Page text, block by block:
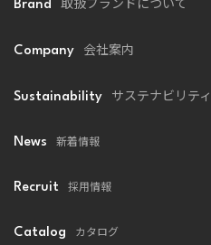
Brand
Company 会社案内
Sustainability サステナビリティ
News 新着情報
Recruit 採用情報
Catalog カタログ